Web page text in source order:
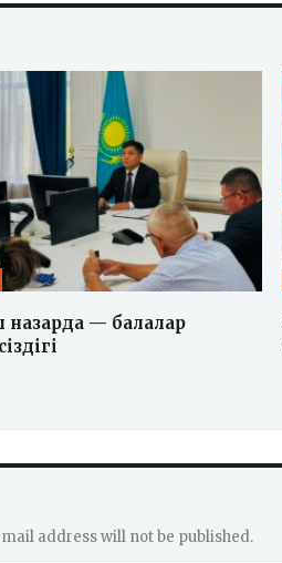
назарда — балалар
address will not be published.